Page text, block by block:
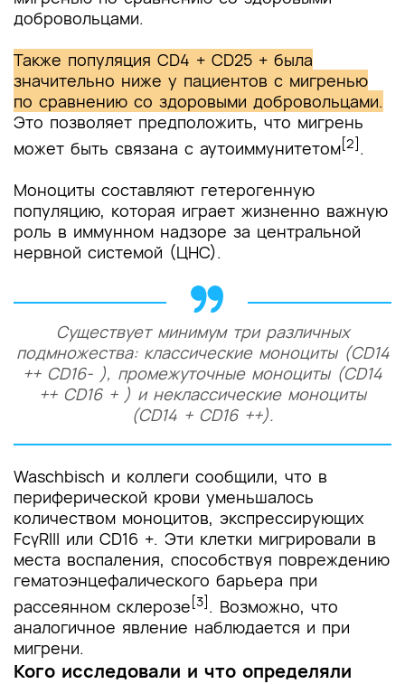
добровольцами.
Также популяция CD4 + CD25 + была
значительно ниже у пациентов с мигренью
по сравнению со здоровыми добровольцами.
Это позволяет предположить, что мигрень
может быть связана с аутоиммунитетом[2].
Моноциты составляют гетерогенную
популяцию, которая играет жизненно важную
роль в иммунном надзоре за центральной
нервной системой (ЦНС).
Существует минимум три различных
подмножества: классические моноциты (CD14
++ CD16- ), промежуточные моноциты (CD14
++ CD16 + ) и неклассические моноциты
(CD14 + CD16 ++).
Waschbisch и коллеги сообщили, что в
периферической крови уменьшалось
количеством моноцитов, экспрессирующих
FcγRIII или CD16 +. Эти клетки мигрировали в
места воспаления, способствуя повреждению
гематоэнцефалического барьера при
рассеянном склерозе[3]. Возможно, что
аналогичное явление наблюдается и при
мигрени.
Кого исследовали и что определяли